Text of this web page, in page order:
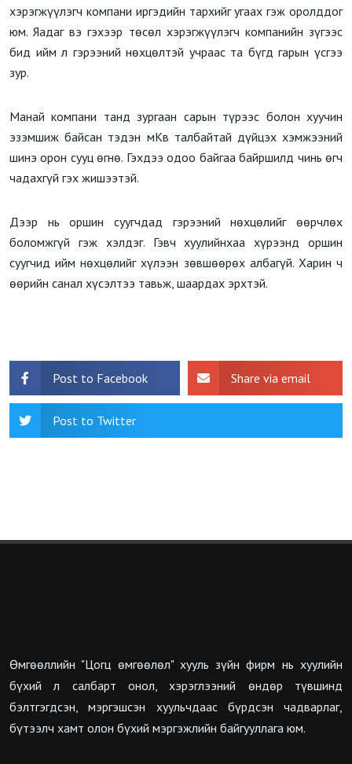
хэрэгжүүлэгч компани иргэдийн тархийг угаах гэж оролддог
юм. Яадаг вэ гэхээр төсөл хэрэгжүүлэгч компанийн зүгээс
бид ийм л гэрээний нөхцөлтэй учраас та бүгд гарын үсгээ
зур.
Манай компани танд зургаан сарын түрээс болон хуучин
эзэмшиж байсан тэдэн мКв талбайтай дүйцэх хэмжээний
шинэ орон сууц өгнө. Гэхдээ одоо байгаа байршилд чинь өгч
чадахгүй гэх жишээтэй.
Дээр нь оршин суугчдад гэрээний нөхцөлийг өөрчлөх
боломжгүй гэж хэлдэг. Гэвч хуулийнхаа хүрээнд оршин
суугчид ийм нөхцөлийг хүлээн зөвшөөрөх албагүй. Харин ч
өөрийн санал хүсэлтээ тавьж, шаардах эрхтэй.
Post to Facebook Share via email
Post to Twitter
Өмгөөллийн "Цогц өмгөөлөл" хууль зүйн фирм нь хуулийн
бүхий л салбарт онол, хэрэглээний өндөр түвшинд
бэлтгэгдсэн, мэргэшсэн хуульчдаас бүрдсэн чадварлаг,
бүтээлч хамт олон бүхий мэргэжлийн байгууллага юм.